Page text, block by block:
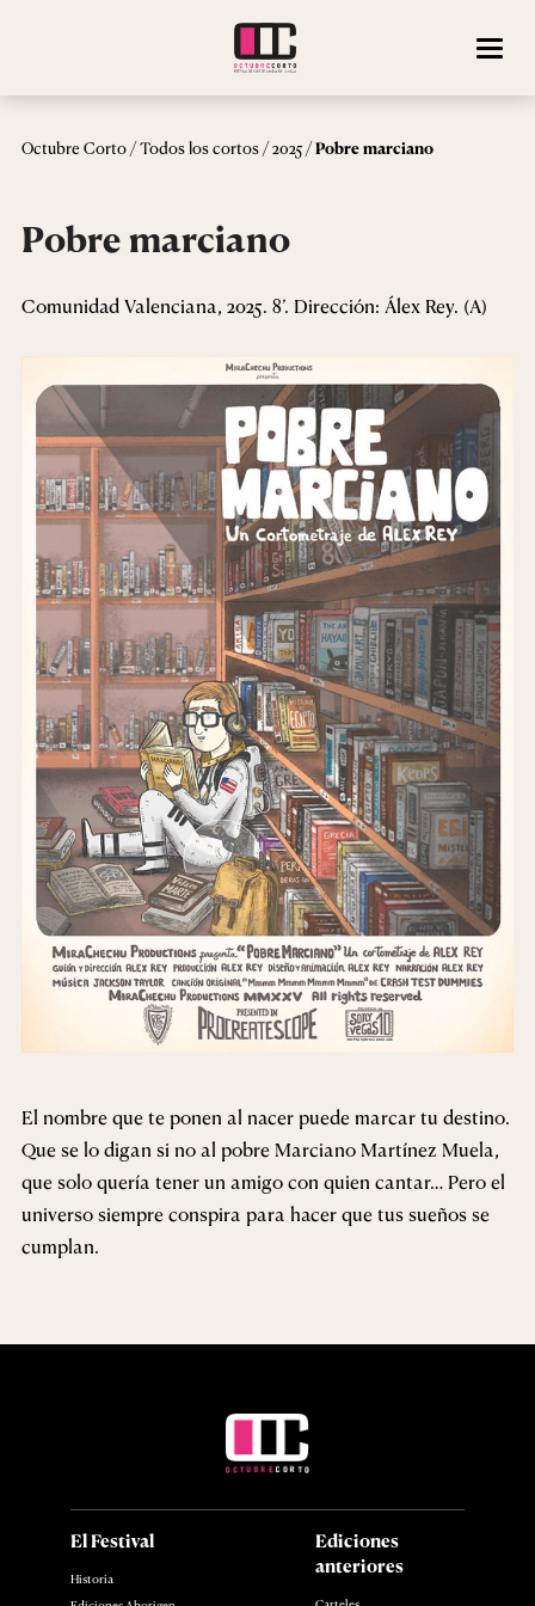
Octubre Corto/Todos los cortos/2025/Pobre marciano
Pobre marciano
Comunidad Valenciana, 2025. 8’. Dirección: Álex Rey. (A)
El nombre que te ponen al nacer puede marcar tu destino.
Que se lo digan si no al pobre Marciano Martínez Muela,
que solo quería tener un amigo con quien cantar… Pero el
universo siempre conspira para hacer que tus sueños se
cumplan.
El Festival
Historia
Ediciones
anteriores